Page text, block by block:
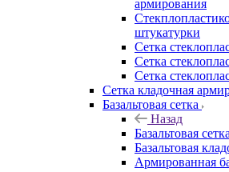
армирования
штукатурки
Сетка
Сетка
Сетка
Сетка кладочная
Базальтовая сетка
Назад
Базальтовая сетка
Базальтовая
Армированная